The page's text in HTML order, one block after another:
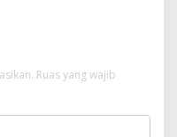
Ruas yang wajib